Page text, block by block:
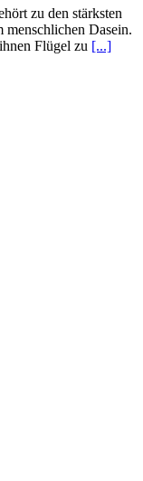
zu den stärksten
menschlichen Dasein.
Flügel zu [...]